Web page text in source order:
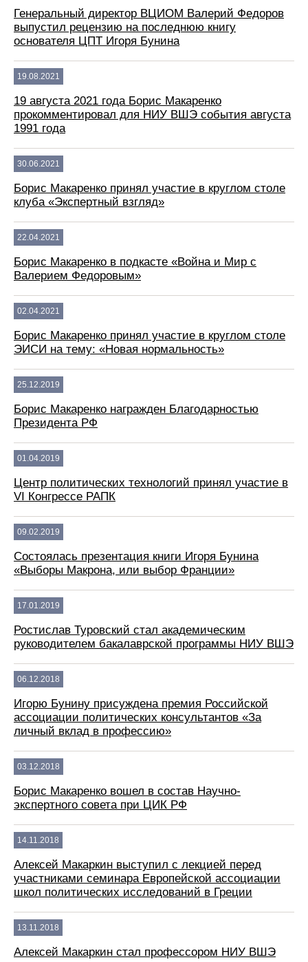
Генеральный директор ВЦИОМ Валерий Федоров
выпустил рецензию на последнюю книгу
основателя ЦПТ Игоря Бунина
19.08.2021
19 августа 2021 года Борис Макаренко
прокомментировал для НИУ ВШЭ события августа
1991 года
30.06.2021
Борис Макаренко принял участие в круглом столе
клуба «Экспертный взгляд»
22.04.2021
Борис Макаренко в подкасте «Война и Мир с
Валерием Федоровым»
02.04.2021
Борис Макаренко принял участие в круглом столе
ЭИСИ на тему: «Новая нормальность»
25.12.2019
Борис Макаренко награжден Благодарностью
Президента РФ
01.04.2019
Центр политических технологий принял участие в
VI Конгрессе РАПК
09.02.2019
Состоялась презентация книги Игоря Бунина
«Выборы Макрона, или выбор Франции»
17.01.2019
Ростислав Туровский стал академическим
руководителем бакалаврской программы НИУ ВШЭ
06.12.2018
Игорю Бунину присуждена премия Российской
ассоциации политических консультантов «За
личный вклад в профессию»
03.12.2018
Борис Макаренко вошел в состав Научно-
экспертного совета при ЦИК РФ
14.11.2018
Алексей Макаркин выступил с лекцией перед
участниками семинара Европейской ассоциации
школ политических исследований в Греции
13.11.2018
Алексей Макаркин стал профессором НИУ ВШЭ